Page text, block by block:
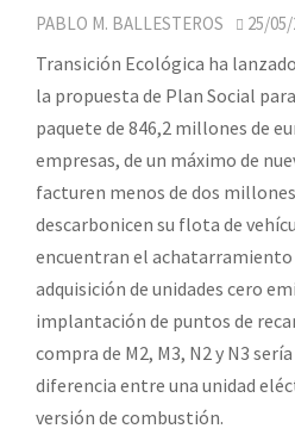
PABLO M. BALLESTEROS 25/
Transición Ecológica ha
la propuesta de Plan Social
paquete de 846,2 millones de
empresas, de un máximo de
facturen menos de dos
descarbonicen su flota de
encuentran el achatarramiento
adquisición de unidades cero
implantación de puntos de
compra de M2, M3, N2 y N3
diferencia entre una unidad
versión de combustión.